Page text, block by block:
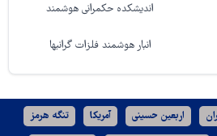
اندیشکده حکمرانی هوشمند
انبار هوشمند فلزات گرانبها
اربعین حسینی آمریکا تنگه هرمز